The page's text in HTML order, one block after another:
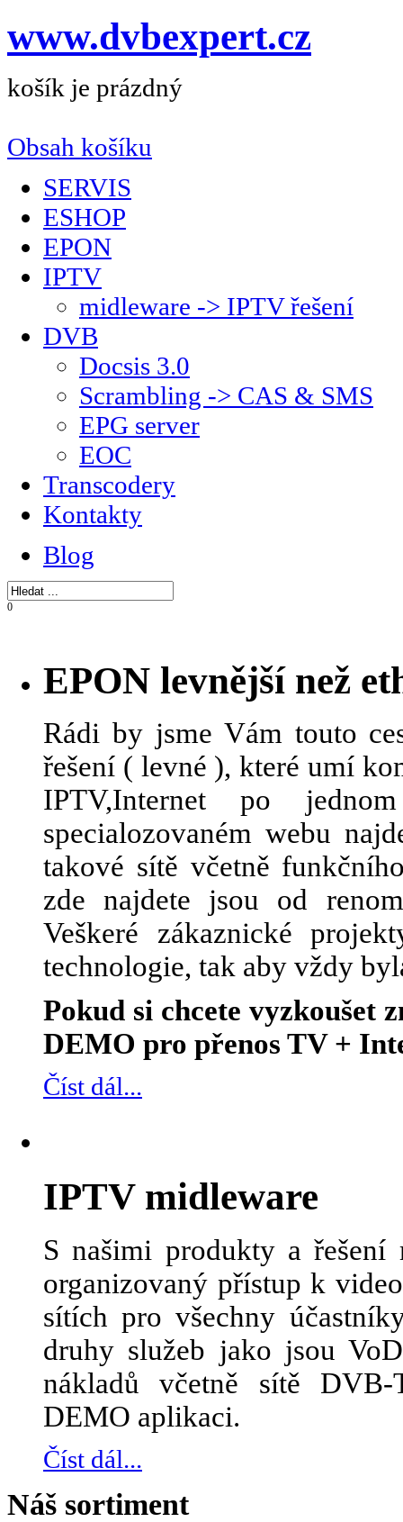
www.dvbexpert.cz
košík je prázdný
Obsah košíku
SERVIS
ESHOP
EPON
IPTV
midleware -> IPTV řešení
DVB
Docsis 3.0
Scrambling -> CAS & SMS
EPG server
EOC
Transcodery
Kontakty
Blog
0
EPON levnější než
Rádi by jsme Vám touto
řešení ( levné ), které umí
IPTV,Internet po
specialozovaném webu
takové sítě včetně
zde najdete jsou od
Veškeré zákaznické
technologie, tak aby vždy
Pokud si chcete vyzkoušet
DEMO pro přenos TV +
Číst dál...
IPTV midleware
S našimi produkty a řešení
organizovaný přístup k
sítích pro všechny
druhy služeb jako jsou
nákladů včetně sítě
DEMO aplikaci.
Číst dál...
Náš sortiment